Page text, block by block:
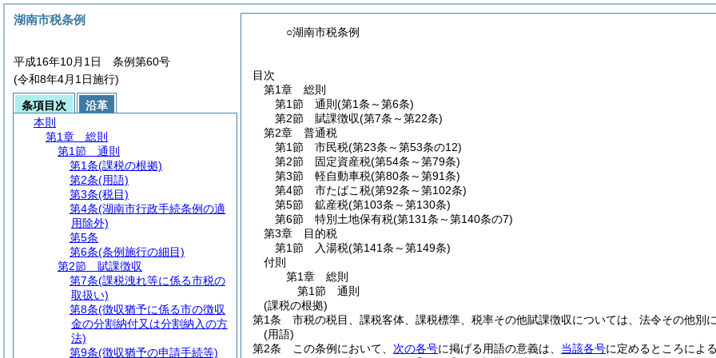
○湖南市税条例
目次
第1章
総則
第1節
通則 (第1条～第6条)
第2節
賦課徴収(第7条～第22条)
第2章
普通税
第1節
市民税(第23条～第53条の12)
第2節
固定資産税(第54条～第79条)
第3節
軽自動車税(第80条～第91条)
第4節
市たばこ税(第92条～第102条)
第5節
鉱産税(第103条～第130条)
第6節
特別土地保有税(第131条～第140条の7)
第3章
目的税
第1節
入湯税(第141条～第149条)
付則
第1章
総則
第1節
通則
(課税の根拠)
第1条
市税の税目、課税客体、課税標準、税率その他賦課徴収については、法令その他別
(用語)
第2条
この条例において、 次の各号に掲げる用語の意義は、 当該各号に定めるところによ
湖南市税条例
平成16年10月1日 条例第60号
(令和8年4月1日施行)
条項目次
沿革
本則
第1章
総則
第1節
通則
第1条(課税の根拠)
第2条(用語)
第3条(税目)
第4条(湖南市行政手続条例の適
用除外)
第5条
第6条(条例施行の細目)
第2節
賦課徴収
第7条(課税洩れ等に係る市税の
取扱い)
第8条(徴収猶予に係る市の徴収
金の分割納付又は分割納入の方
法)
第9条(徴収猶予の申請手続等)